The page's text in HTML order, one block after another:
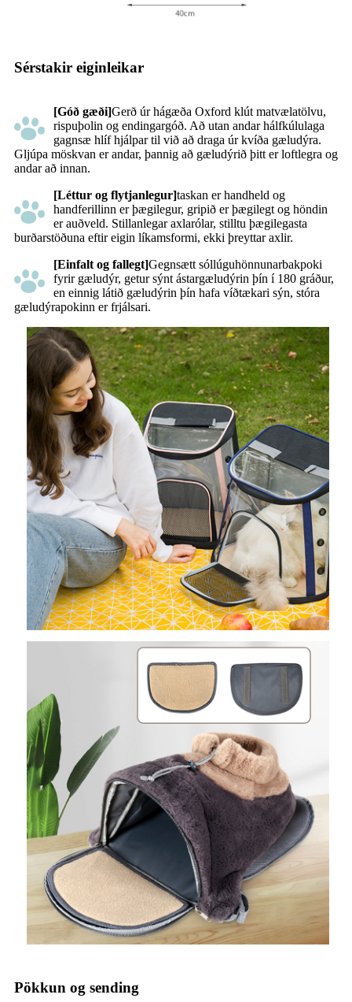
Sérstakir eiginleikar
[Góð gæði]Gerð úr hágæða Oxford klút matvælatölvu,
rispuþolin og endingargóð. Að utan andar hálfkúlulaga
gagnsæ hlíf hjálpar til við að draga úr kvíða gæludýra.
Gljúpa möskvan er andar, þannig að gæludýrið þitt er loftlegra og
andar að innan.
[Léttur og flytjanlegur]taskan er handheld og
handferillinn er þægilegur, gripið er þægilegt og höndin
er auðveld. Stillanlegar axlarólar, stilltu þægilegasta
burðarstöðuna eftir eigin líkamsformi, ekki þreyttar axlir.
[Einfalt og fallegt]Gegnsætt sóllúguhönnunarbakpoki
fyrir gæludýr, getur sýnt ástargæludýrin þín í 180 gráður,
en einnig látið gæludýrin þín hafa víðtækari sýn, stóra
gæludýrapokinn er frjálsari.
Pökkun og sending